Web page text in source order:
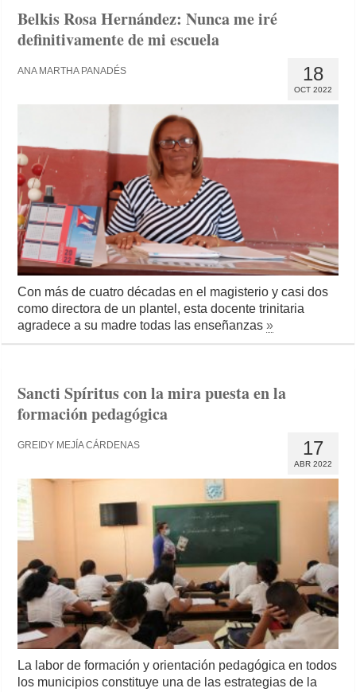
Belkis Rosa Hernández: Nunca me iré
definitivamente de mi escuela
18
OCT 2022
ANA MARTHA PANADÉS
Con más de cuatro décadas en el magisterio y casi dos
como directora de un plantel, esta docente trinitaria
agradece a su madre todas las enseñanzas»
Sancti Spíritus con la mira puesta en la
formación pedagógica
17
ABR 2022
GREIDY MEJÍA CÁRDENAS
La labor de formación y orientación pedagógica en todos
los municipios constituye una de las estrategias de la